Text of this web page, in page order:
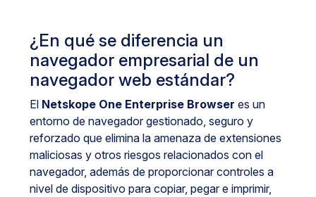
¿En qué se diferencia un
navegador empresarial de un
navegador web estándar?
El Netskope One Enterprise Browser es un
entorno de navegador gestionado, seguro y
reforzado que elimina la amenaza de extensiones
maliciosas y otros riesgos relacionados con el
navegador, además de proporcionar controles a
nivel de dispositivo para copiar, pegar e imprimir,